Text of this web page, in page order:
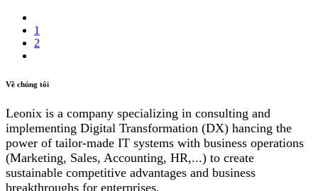
1
2
Về chúng tôi
Leonix is a company specializing in consulting and
implementing Digital Transformation (DX) hancing the
power of tailor-made IT systems with business operations
(Marketing, Sales, Accounting, HR,...) to create
sustainable competitive advantages and business
breakthroughs for enterprises.